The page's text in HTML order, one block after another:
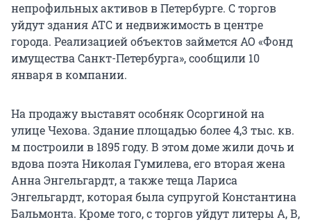
непрофильных активов в Петербурге. С торгов
уйдут здания АТС и недвижимость в центре
города. Реализацией объектов займется АО «Фонд
имущества Санкт-Петербурга», сообщили 10
января в компании.
На продажу выставят особняк Осоргиной на
улице Чехова. Здание площадью более 4,3 тыс. кв.
м построили в 1895 году. В этом доме жили дочь и
вдова поэта Николая Гумилева, его вторая жена
Анна Энгельгардт, а также теща Лариса
Энгельгардт, которая была супругой Константина
Бальмонта. Кроме того, с торгов уйдут литеры А, В,